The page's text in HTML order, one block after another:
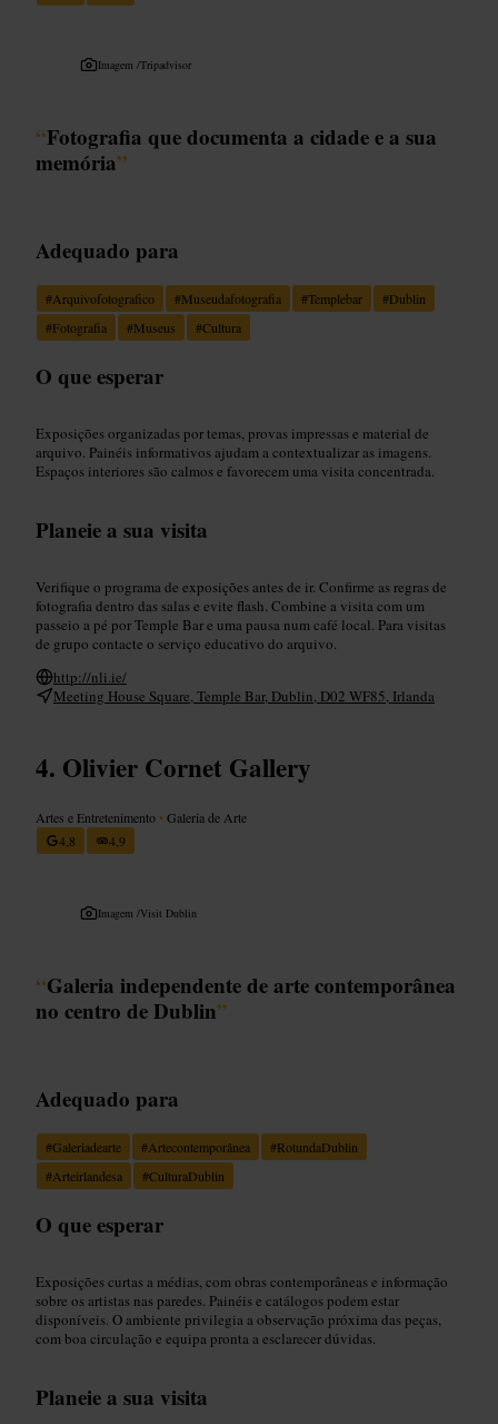
Imagem /Tripadvisor
“Fotografia que documenta a cidade e a sua
memória”
Adequado para
#Arquivofotografico #Museudafotografia #Templebar #Dublin
#Fotografia #Museus #Cultura
O que esperar
Exposições organizadas por temas, provas impressas e material de
arquivo. Painéis informativos ajudam a contextualizar as imagens.
Espaços interiores são calmos e favorecem uma visita concentrada.
Planeie a sua visita
Verifique o programa de exposições antes de ir. Confirme as regras de
fotografia dentro das salas e evite flash. Combine a visita com um
passeio a pé por Temple Bar e uma pausa num café local. Para visitas
de grupo contacte o serviço educativo do arquivo.
http://nli.ie/
Meeting House Square, Temple Bar, Dublin, D02 WF85, Irlanda
Olivier Cornet Gallery
Artes e Entretenimento •Galeria de Arte
4,8
4,9
Imagem /Visit Dublin
“Galeria independente de arte contemporânea
no centro de Dublin”
Adequado para
#Galeriadearte #Artecontemporânea #RotundaDublin
#Arteirlandesa #CulturaDublin
O que esperar
Exposições curtas a médias, com obras contemporâneas e informação
sobre os artistas nas paredes. Painéis e catálogos podem estar
disponíveis. O ambiente privilegia a observação próxima das peças,
com boa circulação e equipa pronta a esclarecer dúvidas.
Planeie a sua visita